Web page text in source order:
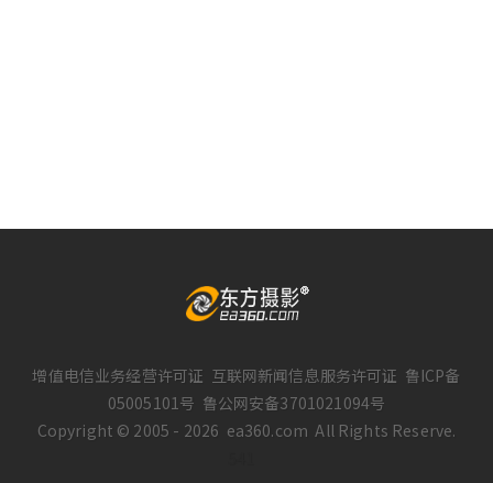
增值电信业务经营许可证 互联网新闻信息服务许可证 鲁ICP备
05005101号 鲁公网安备3701021094号
Copyright © 2005 - 2026 ea360.com All Rights Reserve.